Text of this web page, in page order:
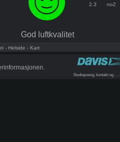
2.3
no2
God luftkvalitet
- Helside - Kart
Studiepoeng, kontakt og . . .